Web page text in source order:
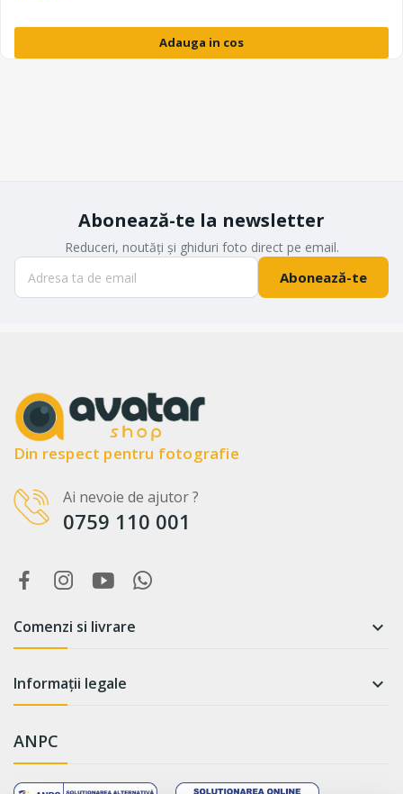
Adauga in cos
Abonează-te la newsletter
Reduceri, noutăți și ghiduri foto direct pe email.
Abonează-te
Din respect pentru fotografie
Ai nevoie de ajutor ?
0759 110 001
Comenzi si livrare 
Informații legale 
ANPC